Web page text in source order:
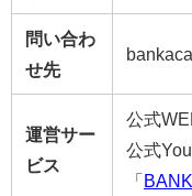
問い合わ
せ先
運営サー
ビス
公式
公式
「